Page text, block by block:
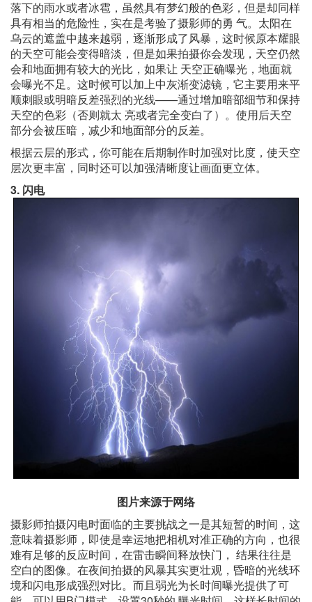
落下的雨水或者冰雹，虽然具有梦幻般的色彩，但是却同样
具有相当的危险性，实在是考验了摄影师的勇 气。太阳在
乌云的遮盖中越来越弱，逐渐形成了风暴，这时候原本耀眼
的天空可能会变得暗淡，但是如果拍摄你会发现，天空仍然
会和地面拥有较大的光比，如果让 天空正确曝光，地面就
会曝光不足。这时候可以加上中灰渐变滤镜，它主要用来平
顺刺眼或明暗反差强烈的光线——通过增加暗部细节和保持
天空的色彩（否则就太 亮或者完全变白了）。使用后天空
部分会被压暗，减少和地面部分的反差。
根据云层的形式，你可能在后期制作时加强对比度，使天空
层次更丰富，同时还可以加强清晰度让画面更立体。
3. 闪电
图片来源于网络
摄影师拍摄闪电时面临的主要挑战之一是其短暂的时间，这
意味着摄影师，即使是幸运地把相机对准正确的方向，也很
难有足够的反应时间，在雷击瞬间释放快门， 结果往往是
空白的图像。在夜间拍摄的风暴其实更壮观，昏暗的光线环
境和闪电形成强烈对比。而且弱光为长时间曝光提供了可